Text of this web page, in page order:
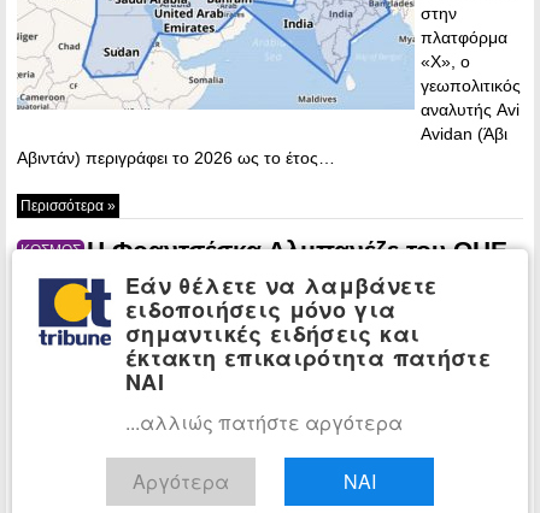
στην
πλατφόρμα
«Χ», ο
γεωπολιτικός
αναλυτής Avi
Avidan (Άβι
Αβιντάν) περιγράφει το 2026 ως το έτος…
Περισσότερα »
ΚΟΣΜΟΣ Η Φραντσέσκα Αλμπανέζε του ΟΗΕ
χαρακτήρισε τη συμφωνία φυσικού
αερίου Αιγύπτου-Ισραήλ παραβίαση του
διεθνούς δικαίου
13:05 -
εισηγήτρια
Εάν θέλετε να λαμβάνετε
ειδοποιήσεις μόνο για
σημαντικές ειδήσεις και
έκτακτη επικαιρότητα πατήστε
ΝΑΙ
...αλλιώς πατήστε αργότερα
Αργότερα ΝΑΙ